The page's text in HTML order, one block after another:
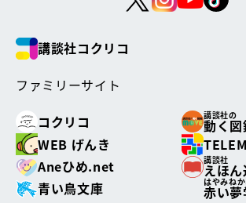
講談社コクリコ
ファミリーサイト
コクリコ
講談社の
動く
WEB げんき
Aneひめ.net
講談社
えほ
青い鳥文庫
はやみね
赤い夢